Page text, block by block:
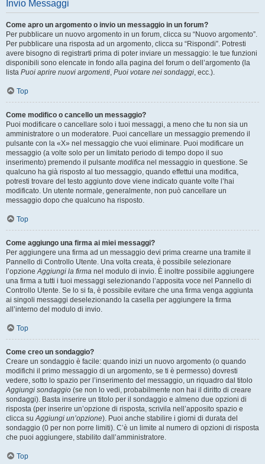
Invio Messaggi
Come apro un argomento o invio un messaggio in un forum?
Per pubblicare un nuovo argomento in un forum, clicca su “Nuovo argomento”.
Per pubblicare una risposta ad un argomento, clicca su “Rispondi”. Potresti
avere bisogno di registrarti prima di poter inviare un messaggio: le tue funzioni
disponibili sono elencate in fondo alla pagina del forum o dell’argomento (la
lista Puoi aprire nuovi argomenti, Puoi votare nei sondaggi, ecc.).
Top
Come modifico o cancello un messaggio?
Puoi modificare o cancellare solo i tuoi messaggi, a meno che tu non sia un
amministratore o un moderatore. Puoi cancellare un messaggio premendo il
pulsante con la «X» nel messaggio che vuoi eliminare. Puoi modificare un
messaggio (a volte solo per un limitato periodo di tempo dopo il suo
inserimento) premendo il pulsante modifica nel messaggio in questione. Se
qualcuno ha già risposto al tuo messaggio, quando effettui una modifica,
potresti trovare del testo aggiunto dove viene indicato quante volte l’hai
modificato. Un utente normale, generalmente, non può cancellare un
messaggio dopo che qualcuno ha risposto.
Top
Come aggiungo una firma ai miei messaggi?
Per aggiungere una firma ad un messaggio devi prima crearne una tramite il
Pannello di Controllo Utente. Una volta creata, è possibile selezionare
l’opzioneAggiungi la firma nel modulo di invio. È inoltre possibile aggiungere
una firma a tutti i tuoi messaggi selezionando l’apposita voce nel Pannello di
Controllo Utente. Se lo si fa, è possibile evitare che una firma venga aggiunta
ai singoli messaggi deselezionando la casella per aggiungere la firma
all’interno del modulo di invio.
Top
Come creo un sondaggio?
Creare un sondaggio è facile: quando inizi un nuovo argomento (o quando
modifichi il primo messaggio di un argomento, se ti è permesso) dovresti
vedere, sotto lo spazio per l’inserimento del messaggio, un riquadro dal titolo
Aggiungi sondaggio (se non lo vedi, probabilmente non hai il diritto di creare
sondaggi). Basta inserire un titolo per il sondaggio e almeno due opzioni di
risposta (per inserire un’opzione di risposta, scrivila nell’apposito spazio e
clicca suAggiungi un’opzione). Puoi anche stabilire i giorni di durata del
sondaggio (0 per non porre limiti). C’è un limite al numero di opzioni di risposta
che puoi aggiungere, stabilito dall’amministratore.
Top